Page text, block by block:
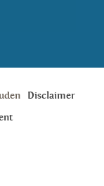
Disclaimer